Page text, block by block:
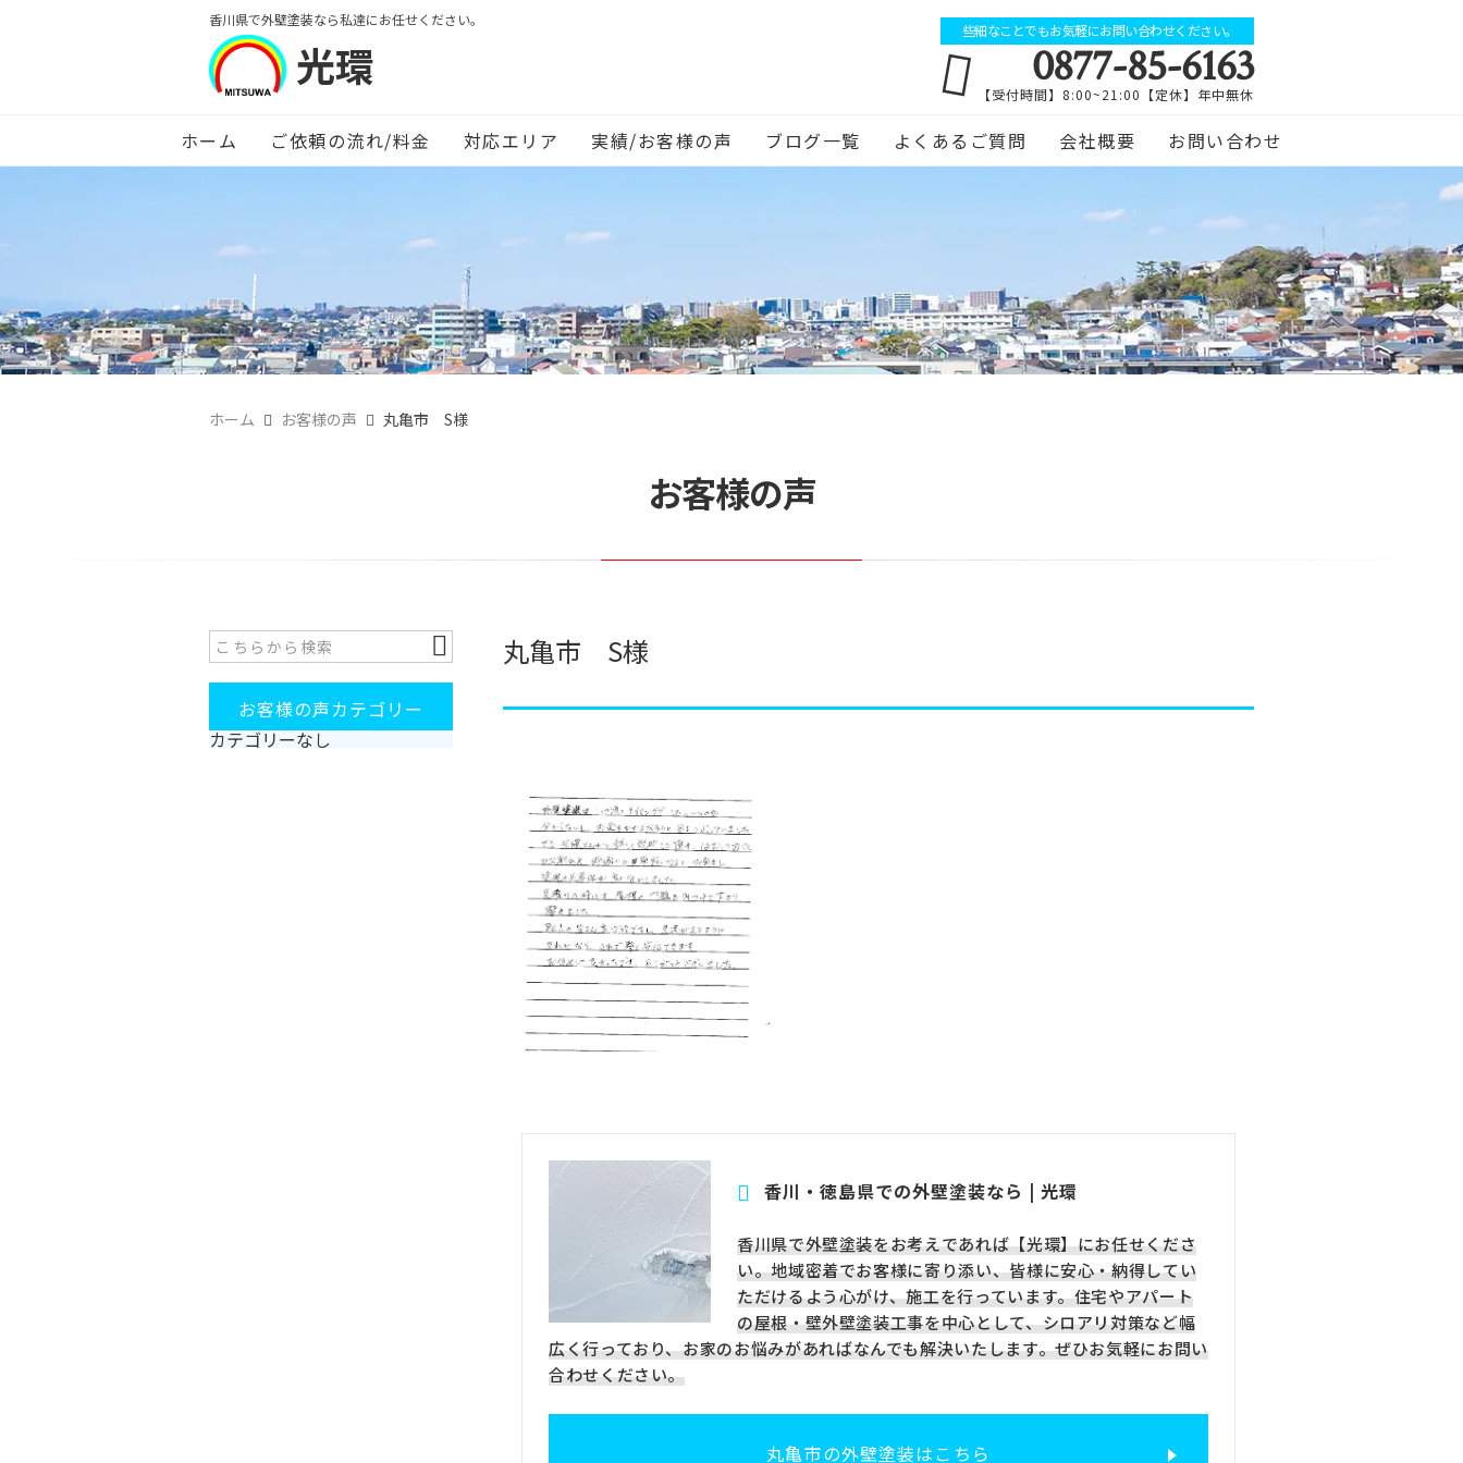
香川県で外壁塗装なら私達にお任せください。
光環
些細なことでもお気軽にお問い合わせください。
0877-85-6163
【受付時間】8:00~21:00【定休】年中無休
ホーム ご依頼の流れ/料金 対応エリア 実績/お客様の声 ブログ一覧 よくあるご質問 会社概要 お問い合わせ
ホーム お客様の声 丸亀市 S様
お客様の声
丸亀市 S様
香川・徳島県での外壁塗装なら | 光環
香川県で外壁塗装をお考えであれば【光環】にお任せくださ
い。地域密着でお客様に寄り添い、皆様に安心・納得してい
ただけるよう心がけ、施工を行っています。住宅やアパート
の屋根・壁外壁塗装工事を中心として、シロアリ対策など幅
広く行っており、お家のお悩みがあればなんでも解決いたします。ぜひお気軽にお問い
合わせください。
丸亀市の外壁塗装はこちら
お客様の声カテゴリー
カテゴリーなし